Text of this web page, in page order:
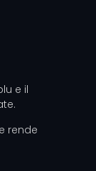
e il
rende